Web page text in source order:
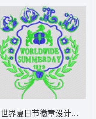
世界夏日节徽章设计 章仔